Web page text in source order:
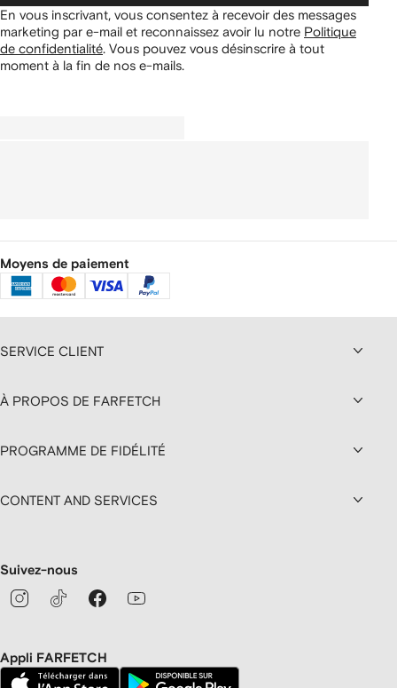
En vous inscrivant, vous consentez à recevoir des messages
marketing par e-mail et reconnaissez avoir lu notre Politique
de confidentialité. Vous pouvez vous désinscrire à tout
moment à la fin de nos e-mails.
Moyens de paiement
SERVICE CLIENT
À PROPOS DE FARFETCH
PROGRAMME DE FIDÉLITÉ
CONTENT AND SERVICES
Suivez-nous
Appli FARFETCH